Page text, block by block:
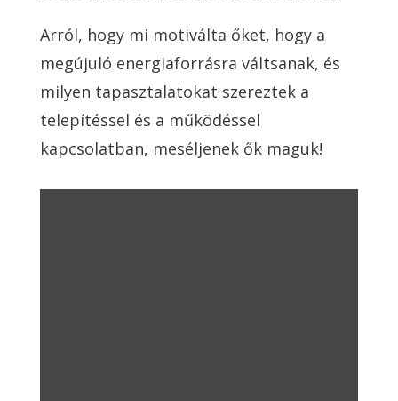
Arról, hogy mi motiválta őket, hogy a
megújuló energiaforrásra váltsanak, és
milyen tapasztalatokat szereztek a
telepítéssel és a működéssel
kapcsolatban, meséljenek ők maguk!